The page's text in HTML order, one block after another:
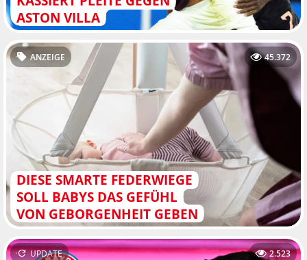
ASTON VILLA
DIESE SMARTE FEDERWIEGE
SOLL BABYS DAS GEFÜHL
VON GEBORGENHEIT GEBEN
ANZEIGE 45.372
UPDATE 2.523